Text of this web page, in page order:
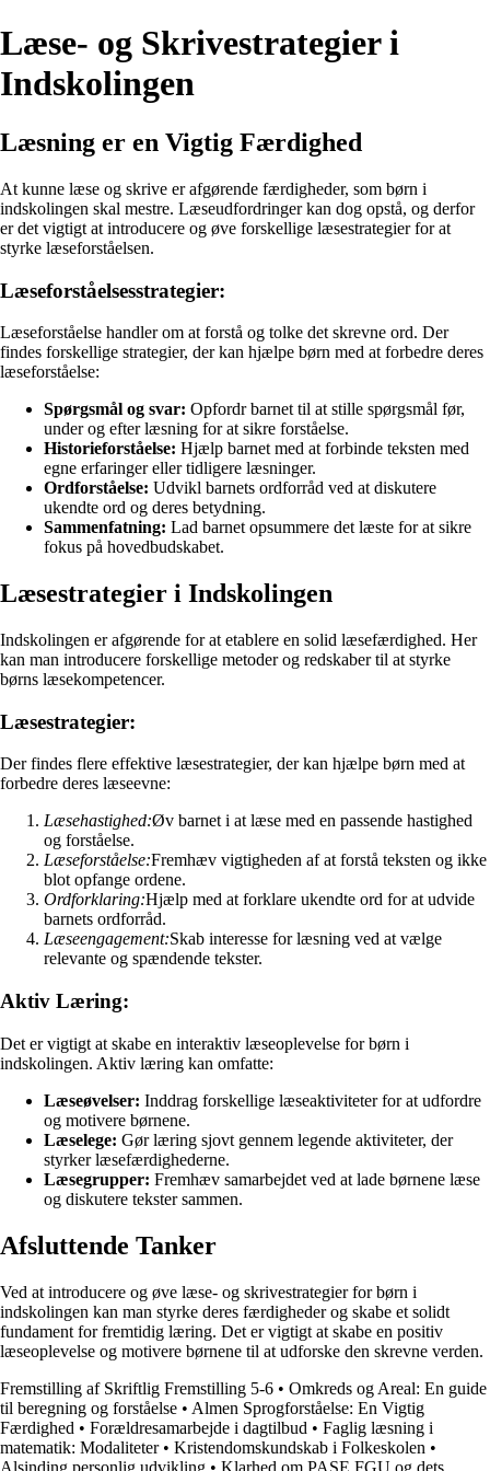
Læse- og Skrivestrategier i
Indskolingen
Læsning er en Vigtig Færdighed
At kunne læse og skrive er afgørende færdigheder, som børn i
indskolingen skal mestre. Læseudfordringer kan dog opstå, og derfor
er det vigtigt at introducere og øve forskellige læsestrategier for at
styrke læseforståelsen.
Læseforståelsesstrategier:
Læseforståelse handler om at forstå og tolke det skrevne ord. Der
findes forskellige strategier, der kan hjælpe børn med at forbedre deres
læseforståelse:
Spørgsmål og svar: Opfordr barnet til at stille spørgsmål før,
under og efter læsning for at sikre forståelse.
Historieforståelse: Hjælp barnet med at forbinde teksten med
egne erfaringer eller tidligere læsninger.
Ordforståelse: Udvikl barnets ordforråd ved at diskutere
ukendte ord og deres betydning.
Sammenfatning: Lad barnet opsummere det læste for at sikre
fokus på hovedbudskabet.
Læsestrategier i Indskolingen
Indskolingen er afgørende for at etablere en solid læsefærdighed. Her
kan man introducere forskellige metoder og redskaber til at styrke
børns læsekompetencer.
Læsestrategier:
Der findes flere effektive læsestrategier, der kan hjælpe børn med at
forbedre deres læseevne:
Læsehastighed:Øv barnet i at læse med en passende hastighed
og forståelse.
Læseforståelse:Fremhæv vigtigheden af at forstå teksten og ikke
blot opfange ordene.
Ordforklaring:Hjælp med at forklare ukendte ord for at udvide
barnets ordforråd.
Læseengagement:Skab interesse for læsning ved at vælge
relevante og spændende tekster.
Aktiv Læring:
Det er vigtigt at skabe en interaktiv læseoplevelse for børn i
indskolingen. Aktiv læring kan omfatte:
Læseøvelser: Inddrag forskellige læseaktiviteter for at udfordre
og motivere børnene.
Læselege: Gør læring sjovt gennem legende aktiviteter, der
styrker læsefærdighederne.
Læsegrupper: Fremhæv samarbejdet ved at lade børnene læse
og diskutere tekster sammen.
Afsluttende Tanker
Ved at introducere og øve læse- og skrivestrategier for børn i
indskolingen kan man styrke deres færdigheder og skabe et solidt
fundament for fremtidig læring. Det er vigtigt at skabe en positiv
læseoplevelse og motivere børnene til at udforske den skrevne verden.
Fremstilling af Skriftlig Fremstilling 5-6 • Omkreds og Areal: En guide
til beregning og forståelse • Almen Sprogforståelse: En Vigtig
Færdighed • Forældresamarbejde i dagtilbud • Faglig læsning i
matematik: Modaliteter• Kristendomskundskab i Folkeskolen •
Alsinding personlig udvikling • Klarhed om PASE FGU og dets